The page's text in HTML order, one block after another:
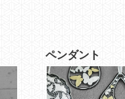
ペンダント